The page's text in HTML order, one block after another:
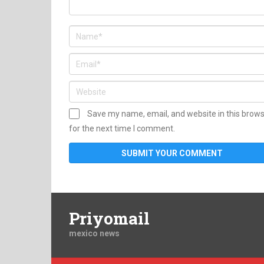
Save my name, email, and website in this
for the next time I comment.
Priyomail
mexico news